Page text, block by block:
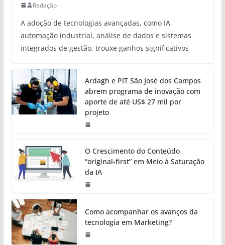
Redação
A adoção de tecnologias avançadas, como IA,
automação industrial, análise de dados e sistemas
integrados de gestão, trouxe ganhos significativos
Ardagh e PIT São José dos Campos
abrem programa de inovação com
aporte de até US$ 27 mil por
projeto
O Crescimento do Conteúdo
“original-first” em Meio à Saturação
da IA
Como acompanhar os avanços da
tecnologia em Marketing?